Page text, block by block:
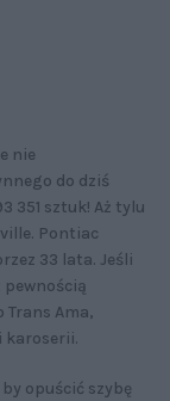
nie
do dziś
351 sztuk! Aż tylu
Pontiac
33 lata. Jeśli
Trans Ama,
karoserii.
opuścić szybę